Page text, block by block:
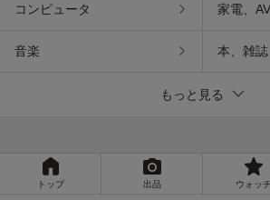
コンピュータ 家電、
音楽 本、雑誌
もっと見る
トップ 出品 ウォッチ